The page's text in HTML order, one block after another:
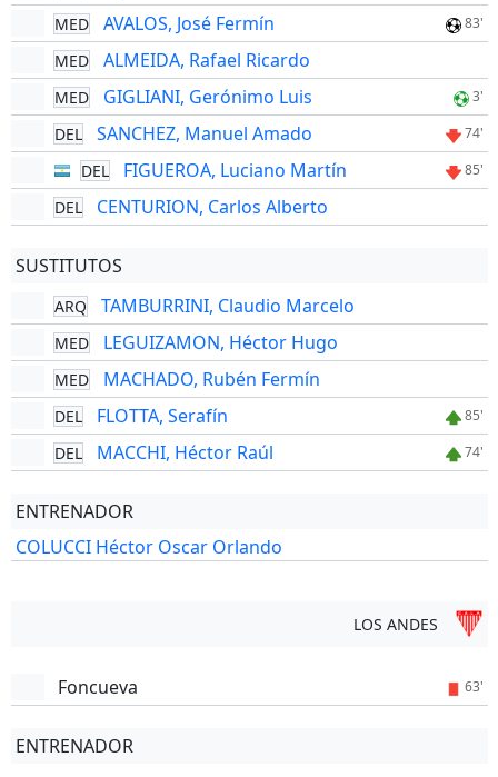
MED AVALOS, José Fermín 83'
MED ALMEIDA, Rafael Ricardo
MED GIGLIANI, Gerónimo Luis 3'
DEL SANCHEZ, Manuel Amado 74'
DEL FIGUEROA, Luciano Martín 85'
DEL CENTURION, Carlos Alberto
SUSTITUTOS
ARQ TAMBURRINI, Claudio Marcelo
MED LEGUIZAMON, Héctor Hugo
MED MACHADO, Rubén Fermín
DEL FLOTTA, Serafín 85'
DEL MACCHI, Héctor Raúl 74'
ENTRENADOR
COLUCCI Héctor Oscar Orlando
LOS ANDES
Foncueva 63'
ENTRENADOR